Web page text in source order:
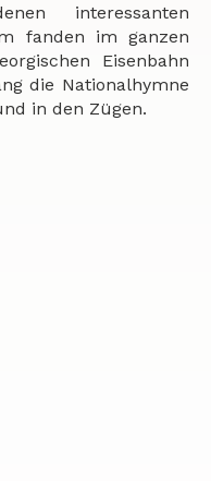
interessanten
fanden im ganzen
Eisenbahn
die Nationalhymne
in den Zügen.